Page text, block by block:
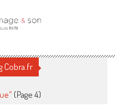
Cobra.fr
(Page 4)